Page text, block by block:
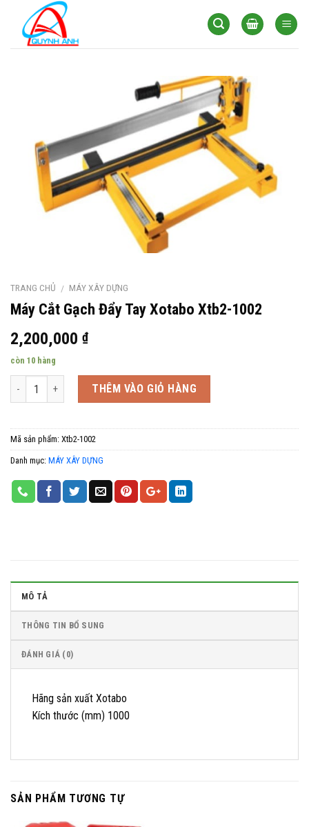
content
TRANG CHỦ / MÁY XÂY DỰNG
Máy Cắt Gạch Đẩy Tay Xotabo Xtb2-1002
2,200,000 ₫
còn 10 hàng
Số lượng THÊM VÀO GIỎ HÀNG
Mã sản phẩm: Xtb2-1002
Danh mục: MÁY XÂY DỰNG
MÔ TẢ
THÔNG TIN BỔ SUNG
ĐÁNH GIÁ (0)
Hãng sản xuất Xotabo
Kích thước (mm) 1000
SẢN PHẨM TƯƠNG TỰ